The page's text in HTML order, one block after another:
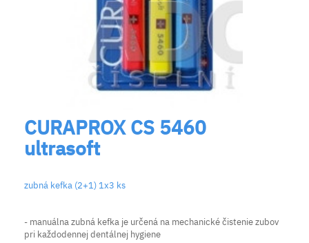
CURAPROX CS 5460
ultrasoft
zubná kefka (2+1) 1x3 ks
- manuálna zubná kefka je určená na mechanické čistenie zubov
pri každodennej dentálnej hygiene